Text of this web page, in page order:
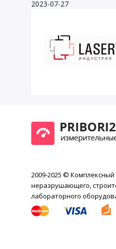
2023-07-27
2009-2025 ©
неразрушающего,
лабораторного